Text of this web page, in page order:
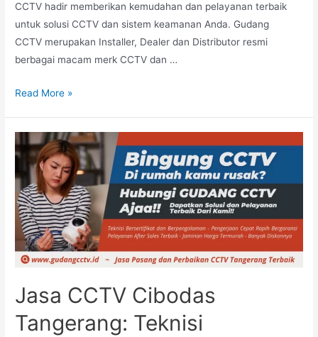
CCTV hadir memberikan kemudahan dan pelayanan terbaik
untuk solusi CCTV dan sistem keamanan Anda. Gudang
CCTV merupakan Installer, Dealer dan Distributor resmi
berbagai macam merk CCTV dan …
Read More »
Jasa CCTV Cibodas
Tangerang: Teknisi